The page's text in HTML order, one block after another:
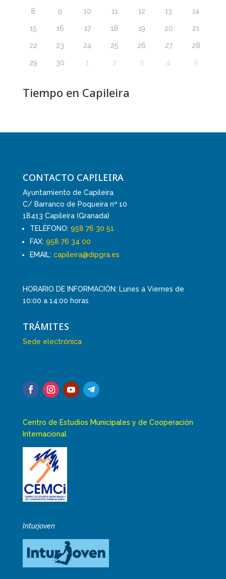
8 9 10 11 12 13 14
15 16 17 18 19 20 21
22 23 24 25 26 27 28
29 30 1 2 3 4 5
Tiempo en Capileira
CONTACTO CAPILEIRA
Ayuntamiento de Capileira
C/ Barranco de Poqueira nº 10
18413 Capileira (Granada)
TELÉFONO: 958 76 30 51
FAX: 958 76 34 00
EMAIL: capileira@dipgra.es
HORARIO DE INFORMACIÓN: Lunes a Viernes de
10:00 a 14:00 horas
TRÁMITES
Sede electrónica
Centro de Estudios Municipales y de Cooperación
Internacional
Inturjoven